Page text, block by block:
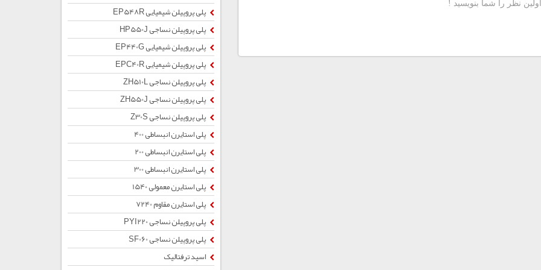
پلی پروپیلن شیمیایی EP548R
پلی پروپیلن نساجی HP550J
پلی پروپیلن شیمیایی EP440G
پلی پروپیلن شیمیایی EPC40R
پلی پروپیلن نساجی ZH510L
پلی پروپیلن نساجی ZH550J
پلی پروپیلن نساجی Z30S
پلی استایرن انبساطی 400
پلی استایرن انبساطی 200
پلی استایرن انبساطی 300
پلی استایرن معمولی 1540
پلی استایرن مقاوم 7240
پلی پروپیلن نساجی PYI220
پلی پروپیلن نساجی SF060
اسید ترفتالیک